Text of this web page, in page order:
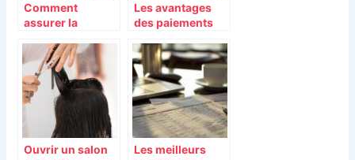
Comment
assurer la
salariés au sein
de son entreprise
?
Les avantages
des paiements
pour les
entreprises
Ouvrir un salon
Les meilleurs